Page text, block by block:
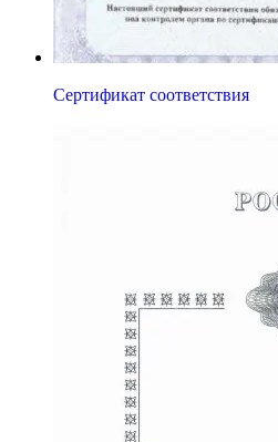
Сертификат соответствия